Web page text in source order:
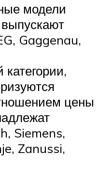
модели
выпускают
Gaggenau,
категории,
цены
Siemens,
Zanussi,